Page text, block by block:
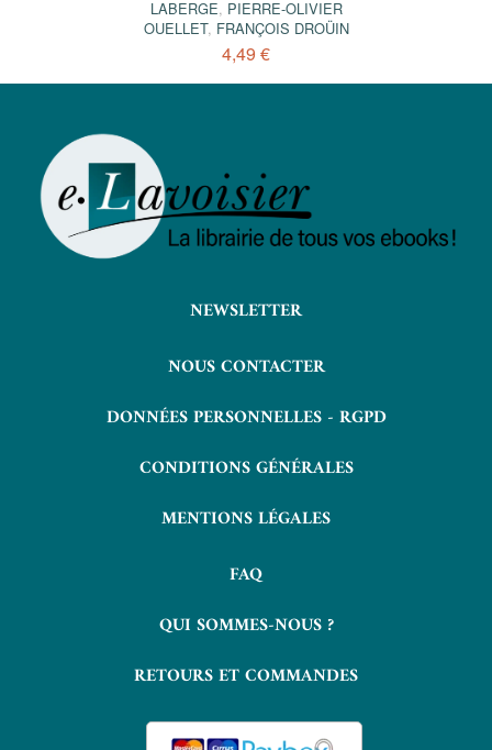
LABERGE, PIERRE-OLIVIER
OUELLET, FRANÇOIS DROÜIN
4,49 €
NEWSLETTER
NOUS CONTACTER
DONNÉES PERSONNELLES - RGPD
CONDITIONS GÉNÉRALES
MENTIONS LÉGALES
FAQ
QUI SOMMES-NOUS ?
RETOURS ET COMMANDES